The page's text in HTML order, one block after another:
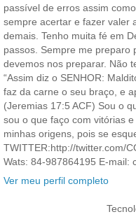
passível de erros assim
sempre acertar e fazer valer
demais. Tenho muita fé em
passos. Sempre me preparo
devemos nos preparar. Não
“Assim diz o SENHOR:
faz da carne o seu braço, e
(Jeremias 17:5 ACF) Sou o
sou o que faço com vitórias
minhas origens, pois se
TWITTER:http://twitter.com/
Wats: 84-987864195 E-mail:
Ver meu perfil completo